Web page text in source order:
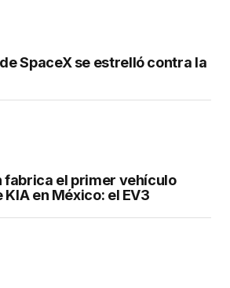
SpaceX se estrelló contra la
fabrica el primer vehículo
en México: el EV3